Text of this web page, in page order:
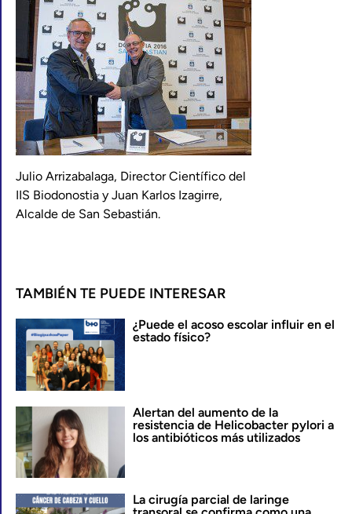
Julio Arrizabalaga, Director Científico del
IIS Biodonostia y Juan Karlos Izagirre,
Alcalde de San Sebastián.
TAMBIÉN TE PUEDE INTERESAR
¿Puede el acoso escolar influir en el
estado físico?
Alertan del aumento de la
resistencia de Helicobacter pylori a
los antibióticos más utilizados
La cirugía parcial de laringe